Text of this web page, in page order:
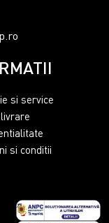
si service
si conditii